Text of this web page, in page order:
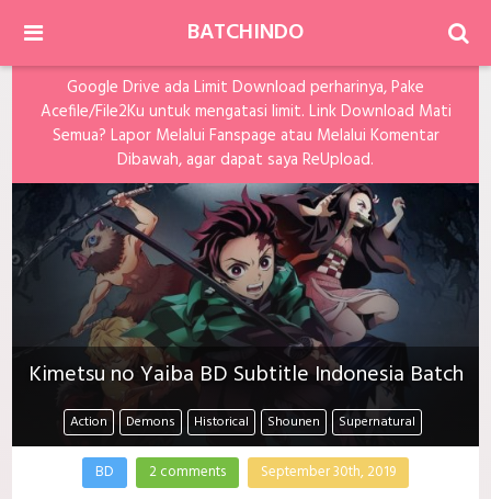
BATCHINDO
Google Drive ada Limit Download perharinya, Pake
Acefile/File2Ku untuk mengatasi limit. Link Download Mati
Semua? Lapor Melalui Fanspage atau Melalui Komentar
Dibawah, agar dapat saya ReUpload.
Kimetsu no Yaiba BD Subtitle Indonesia Batch
Action Demons Historical Shounen Supernatural
BD 2 comments September 30th, 2019